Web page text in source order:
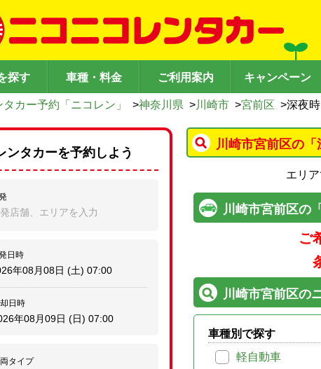
探す 車種・料金 ご利用案内 キャンペーン
カー予約「ニコレン」 >神奈川県 >川崎市 >宮前区 >深夜
川崎市宮前区の「
エリア
川崎市宮前区の
ご
川崎市宮前区の
車種別で探す
軽自動車
ンタカーを予約しよう
店舗、エリアを入力
日時
年08月08日 (土) 07:00
日時
年08月09日 (日) 07:00
タイプ